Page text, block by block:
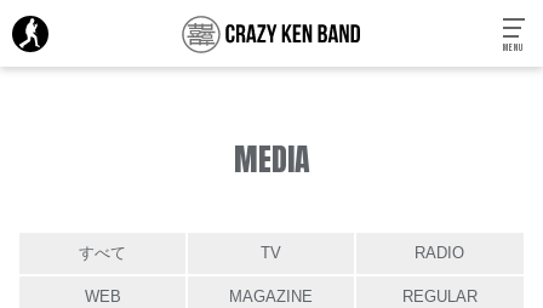
MENU
MEDIA
すべて TV RADIO
WEB MAGAZINE REGULAR